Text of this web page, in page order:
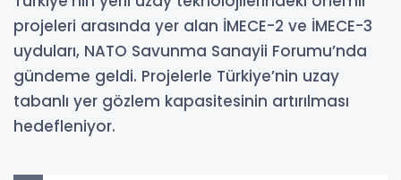
projeleri arasında yer alan İMECE-2 ve İMECE-3
uyduları, NATO Savunma Sanayii Forumu’nda
gündeme geldi. Projelerle Türkiye’nin uzay
tabanlı yer gözlem kapasitesinin artırılması
hedefleniyor.